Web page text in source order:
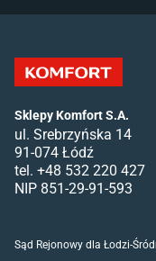
Sklepy Komfort S.A.
ul. Srebrzyńska 14
91-074 Łódź
tel. +48 532 220 427
NIP 851-29-91-593
Sąd Rejonowy dla Łodzi-